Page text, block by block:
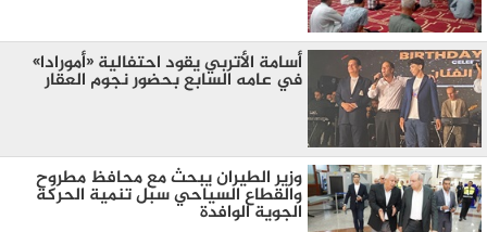
أسامة الأتربي يقود احتفالية «أمورادا»
في عامه السابع بحضور نجوم العقار
وزير الطيران يبحث مع محافظ مطروح
والقطاع السياحي سبل تنمية الحركة
الجوية الوافدة